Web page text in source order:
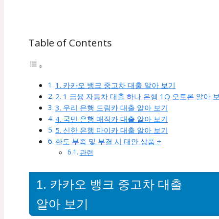
Table of Contents
1. 카카오 뱅크 중고차 대출 알아 보기
2. 1 금융 자동차 대출 하나 은행 1Q 오토론 알아
3. 우리 은행 드림카 대출 알아 보기
4. 국민 은행 매직카 대출 알아 보기
5. 신한 은행 마이카 대출 알아 보기
한도 부족 및 부결 시 대안 상품 +
관련
1. 카카오 뱅크 중고차 대출
알아 보기